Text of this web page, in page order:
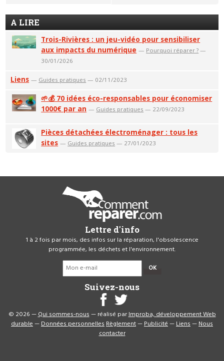
A LIRE
Trois-Rivières : un jeu-vidéo pour sensibiliser
aux impacts du numérique — Pourquoi réparer ? —
30/01/2026
Liens — Guides pratiques — 02/11/2023
🌱💰 70 idées éco-responsables pour économiser
1000€ par an — Guides pratiques — 22/09/2023
Pièces détachées électroménager : tous les
sites — Guides pratiques — 27/01/2023
Lettre d'info
1 à 2 fois par mois, des infos sur la réparation, l'obsolescence
programmée, les déchets et l'environnement.
OK
Suivez-nous
© 2026 —Qui sommes-nous— réalisé parImproba, développement Web
durable—Données personnellesRèglement—Publicité—Liens—Nous
contacter